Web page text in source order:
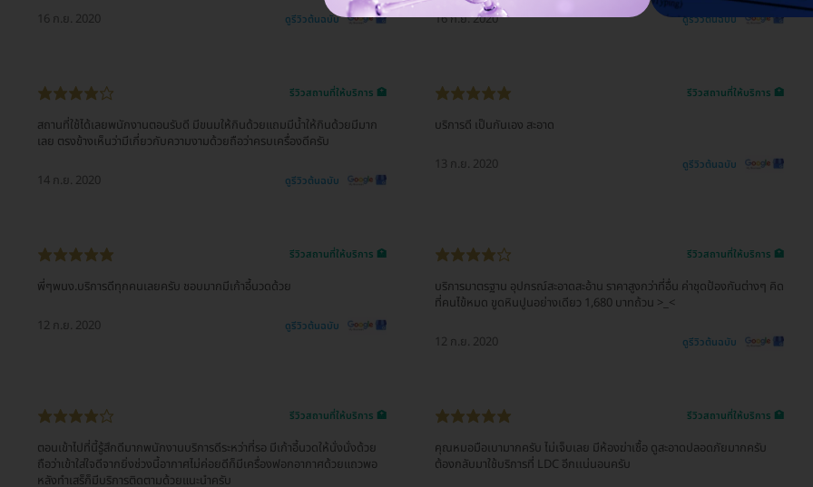
16 ก.ย. 2020 ดูรีวิวต้นฉบับ 16 ก.ย. 2020 ดูรีวิวต้นฉบับ
รีวิวสถานที่ให้บริการ 🏥
สถานที่ใช้ได้เลยพนักงานตอนรับดี มีขนมให้กินด้วยแถมมีน้ำให้กินด้วยมีมาก
เลย ตรงข้างเห็นว่ามีเกี่ยวกับความงามด้วยถือว่าครบเครื่องดีครับ
14 ก.ย. 2020 ดูรีวิวต้นฉบับ
รีวิวสถานที่ให้บริการ 🏥
บริการดี เป็นกันเอง สะอาด
13 ก.ย. 2020 ดูรีวิวต้นฉบับ
รีวิวสถานที่ให้บริการ 🏥
พี่ๆพนง.บริการดีทุกคนเลยครับ ชอบมากมีเก้าอี้นวดด้วย
12 ก.ย. 2020 ดูรีวิวต้นฉบับ
รีวิวสถานที่ให้บริการ 🏥
บริการมาตรฐาน อุปกรณ์สะอาดสะอ้าน ราคาสูงกว่าที่อื่น ค่าชุดป้องกันต่างๆ คิด
ที่คนไข้หมด ขูดหินปูนอย่างเดียว 1,680 บาทถ้วน >_<
12 ก.ย. 2020 ดูรีวิวต้นฉบับ
รีวิวสถานที่ให้บริการ 🏥
ตอนเข้าไปที่นี้รู้สึกดีมากพนักงานบริการดีระหว่าที่รอ มีเก้าอี้นวดให้นั่งนั่งด้วย
ถือว่าเข้าใส่ใจดีจากยิ่งช่วงนี้อากาศไม่ค่อยดีก็มีเครื่องฟอกอากาศด้วยแถวพอ
หลังทำเสร็ก็มีบริการติดตามด้วยแนะนำครับ
รีวิวสถานที่ให้บริการ 🏥
คุณหมอมือเบามากครับ ไม่เจ็บเลย มีห้องฆ่าเชื้อ ดูสะอาดปลอดภัยมากครับ
ต้องกลับมาใช้บริการที่ LDC อีกเเน่นอนครับ